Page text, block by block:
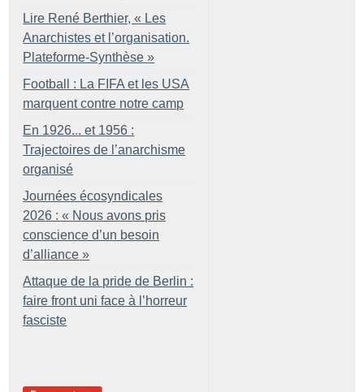
Lire René Berthier, « Les
Anarchistes et l’organisation.
Plateforme-Synthèse »
Football : La FIFA et les USA
marquent contre notre camp
En 1926... et 1956 :
Trajectoires de l’anarchisme
organisé
Journées écosyndicales
2026 : « Nous avons pris
conscience d’un besoin
d’alliance »
Attaque de la pride de Berlin :
faire front uni face à l’horreur
fasciste